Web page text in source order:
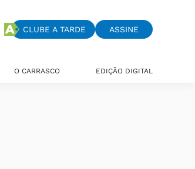
CLUBE A TARDE ASSINE
O CARRASCO EDIÇÃO DIGITAL